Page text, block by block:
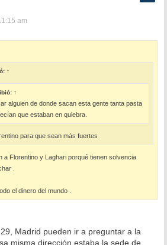
am
↑
↑
alguien de donde sacan esta gente tanta pasta
que estaban en quiebra.
para que sean más fuertes
a Florentino y Laghari porqué tienen solvencia
.
el dinero del mundo .
Madrid pueden ir a preguntar a la
misma dirección estaba la sede de